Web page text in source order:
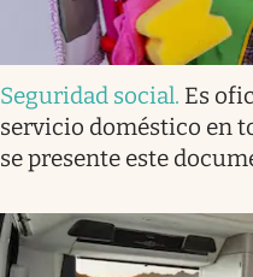
Seguridad social. Es
servicio doméstico en
se presente este